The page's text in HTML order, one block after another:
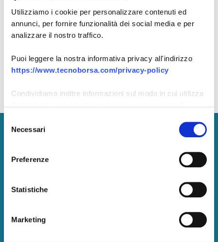
Utilizziamo i cookie per personalizzare contenuti ed
annunci, per fornire funzionalità dei social media e per
analizzare il nostro traffico.
Puoi leggere la nostra informativa privacy all'indirizzo
https://www.tecnoborsa.com/privacy-policy
Condividiamo inoltre informazioni sul modo in cui utilizza
potrebbero combinarle con altre informazioni che ha
fornito loro o che hanno raccolto dal suo utilizzo dei loro
delNecessari
Preferenze
Statistiche
Marketing
Ricordami Password dimenticata?
ACCEDI
P. IVA:05375771002
Amministrazione